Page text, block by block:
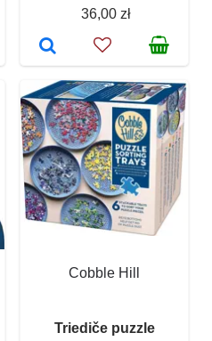
36,00 zł
Cobble Hill
Triediče puzzle